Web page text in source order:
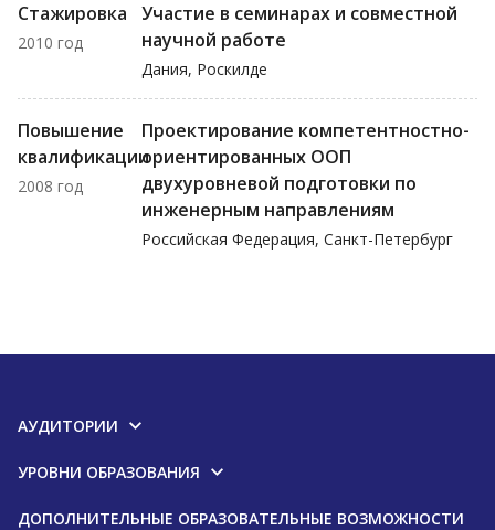
Стажировка
2010 год
Участие в семинарах и совместной
научной работе
Дания, Роскилде
Повышение
квалификации
2008 год
Проектирование компетентностно-
ориентированных ООП
двухуровневой подготовки по
инженерным направлениям
Российская Федерация, Санкт-Петербург
АУДИТОРИИ
УРОВНИ ОБРАЗОВАНИЯ
ДОПОЛНИТЕЛЬНЫЕ ОБРАЗОВАТЕЛЬНЫЕ ВОЗМОЖНОСТИ